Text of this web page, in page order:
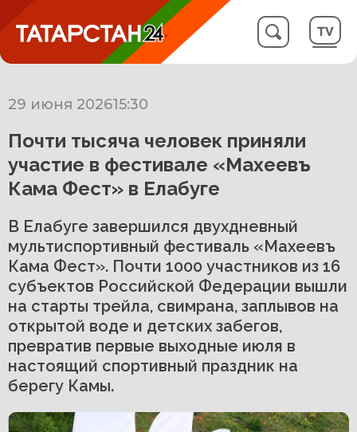
29 июня 202615:30
Почти тысяча человек приняли
участие в фестивале «Махеевъ
Кама Фест» в Елабуге
В Елабуге завершился двухдневный
мультиспортивный фестиваль «Махеевъ
Кама Фест». Почти 1000 участников из 16
субъектов Российской Федерации вышли
на старты трейла, свимрана, заплывов на
открытой воде и детских забегов,
превратив первые выходные июля в
настоящий спортивный праздник на
берегу Камы.